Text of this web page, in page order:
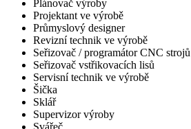
Plánovač výroby
Projektant ve výrobě
Průmyslový designer
Revizní technik ve výrobě
Seřizovač / programátor CNC strojů
Seřizovač vstřikovacích lisů
Servisní technik ve výrobě
Šička
Sklář
Supervizor výroby